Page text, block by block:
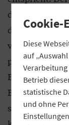
durch
die heimische
verstärkt
pauschale
EU-
steigenden
Diese
auf
Betrieb
statistische
und ohne